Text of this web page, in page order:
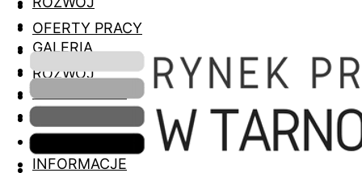
GALERIA
OFERTY PRACY
ROZWÓJ
INFORMACJE